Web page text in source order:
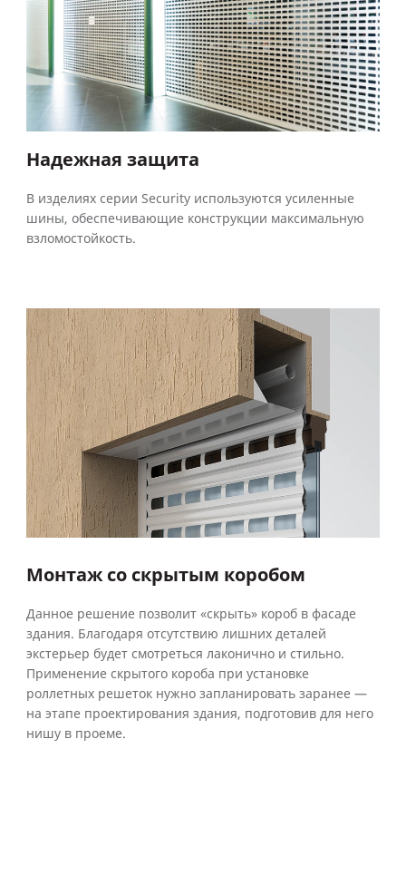
Надежная защита
В изделиях серии Security используются усиленные
шины, обеспечивающие конструкции максимальную
взломостойкость.
Монтаж со скрытым коробом
Данное решение позволит «скрыть» короб в фасаде
здания. Благодаря отсутствию лишних деталей
экстерьер будет смотреться лаконично и стильно.
Применение скрытого короба при установке
роллетных решеток нужно запланировать заранее —
на этапе проектирования здания, подготовив для него
нишу в проеме.